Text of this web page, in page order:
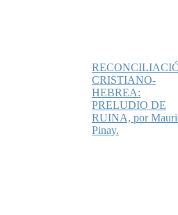
CRISTIANO-
HEBREA:
PRELUDIO DE
RUINA, por
Pinay.